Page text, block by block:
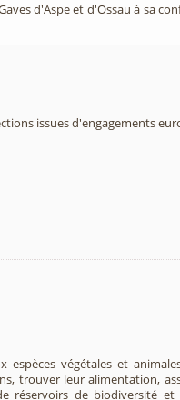
d'Aspe et d'Ossau à sa
issues d'engagements
végétales et
trouver leur alimentation,
réservoirs de biodiversité